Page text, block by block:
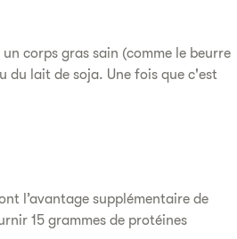
corps gras sain (comme le beurre
du lait de soja. Une fois que c'est
l’avantage supplémentaire de
15 grammes de protéines